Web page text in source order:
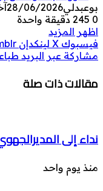
بوعبدلي28/06/2026
0
دقيقة واحدة
اظهر المزيد
فيسبوك ‫X لينكدإن
مشاركة عبر البريد
مقالات ذات صلة
نداء إلى
منذ يوم واحد